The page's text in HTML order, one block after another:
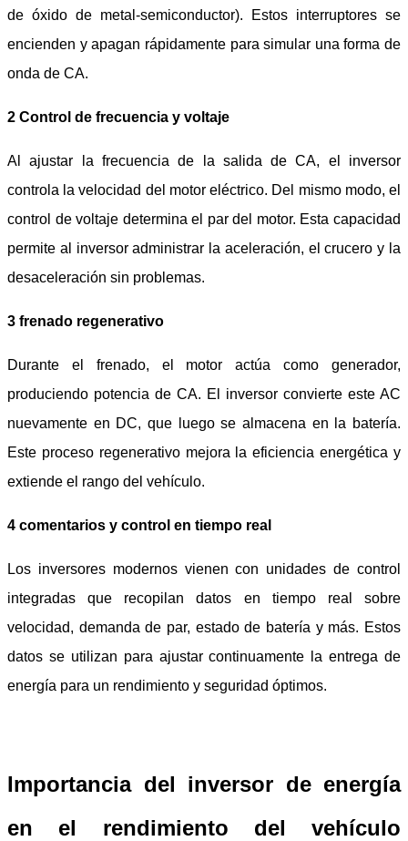
de óxido de metal-semiconductor). Estos interruptores se
encienden y apagan rápidamente para simular una forma de
onda de CA.
2 Control de frecuencia y voltaje
Al ajustar la frecuencia de la salida de CA, el inversor
controla la velocidad del motor eléctrico. Del mismo modo, el
control de voltaje determina el par del motor. Esta capacidad
permite al inversor administrar la aceleración, el crucero y la
desaceleración sin problemas.
3 frenado regenerativo
Durante el frenado, el motor actúa como generador,
produciendo potencia de CA. El inversor convierte este AC
nuevamente en DC, que luego se almacena en la batería.
Este proceso regenerativo mejora la eficiencia energética y
extiende el rango del vehículo.
4 comentarios y control en tiempo real
Los inversores modernos vienen con unidades de control
integradas que recopilan datos en tiempo real sobre
velocidad, demanda de par, estado de batería y más. Estos
datos se utilizan para ajustar continuamente la entrega de
energía para un rendimiento y seguridad óptimos.
Importancia del inversor de energía
en el rendimiento del vehículo